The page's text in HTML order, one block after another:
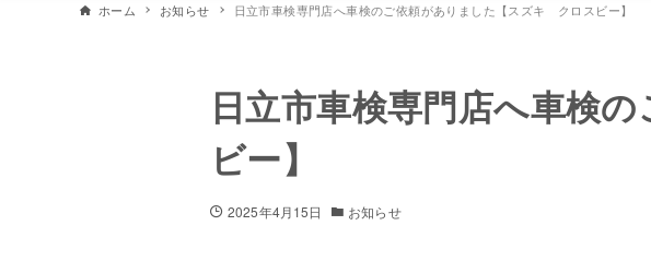
ホーム お知らせ 日立市車検専門店へ車検のご依頼がありました【スズキ クロスビー】
日立市車検専門店へ車検
ビー】
2025年4月15日 お知らせ